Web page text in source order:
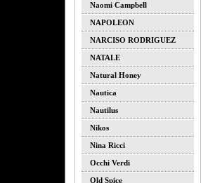
Naomi Campbell
NAPOLEON
NARCISO RODRIGUEZ
NATALE
Natural Honey
Nautica
Nautilus
Nikos
Nina Ricci
Occhi Verdi
Old Spice